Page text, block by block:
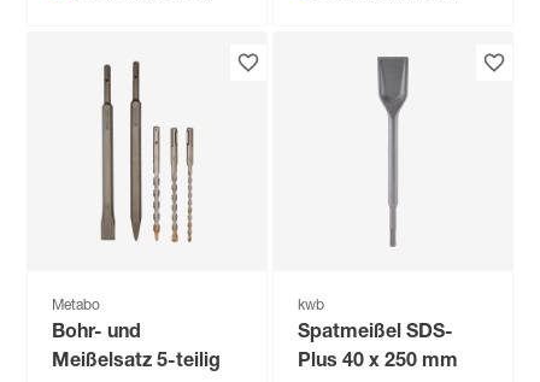
Metabo
Bohr- und
Meißelsatz 5-teilig
kwb
Spatmeißel SDS-
Plus 40 x 250 mm